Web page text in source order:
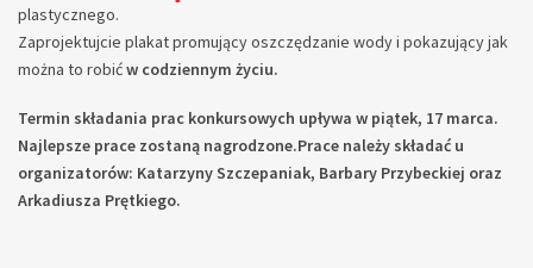
plastycznego.
Zaprojektujcie plakat promujący oszczędzanie wody i pokazujący jak
można to robićw codziennym życiu.
Termin składania prac konkursowych upływa w piątek, 17 marca.
Najlepsze prace zostaną nagrodzone.Prace należy składać u
organizatorów: Katarzyny Szczepaniak, Barbary Przybeckiej oraz
Arkadiusza Prętkiego.